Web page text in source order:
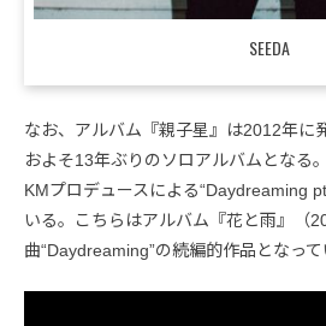
SEEDA
なお、アルバム『親子星』は2012年に
およそ13年ぶりのソロアルバムとなる
KMプロデュースによる“Daydreaming
いる。こちらはアルバム『花と雨』（
曲“Daydreaming”の続編的作品となって